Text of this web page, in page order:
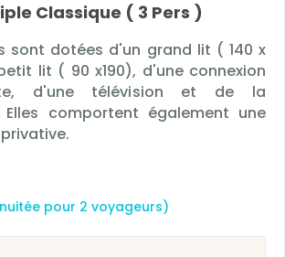
Classique ( 3 Pers )
sont dotées d'un grand lit ( 140 x
lit ( 90 x190), d'une connexion
d'une télévision et de la
comportent également une
nuitée pour 2 voyageurs)